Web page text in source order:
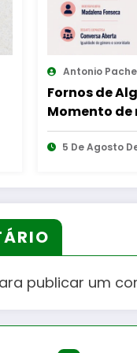
Antonio
Guarda –
dos
cooperação
Bombeiros
4 De Agosto
publicar um